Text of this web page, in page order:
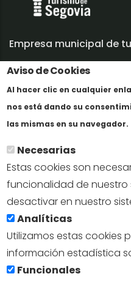
Aviso de Cookies
Al hacer clic en cualquier
nos está dando su
las mismas en su navegador.
Necesarias
Estas cookies son
funcionalidad de nuestro
desactivar en nuestro
Analíticas
Utilizamos estas cookies
información estadística
Funcionales
Empresa municipal de
Trabaja con nosotros
Informes y
Perfil del contratante
Oficinas de Turismo
Aviso legal |